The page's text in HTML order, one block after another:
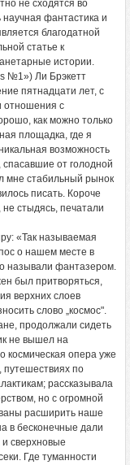
не сходятся во
фантастика и
благодатной
статье к
истории.
№1») Ли Брэкетт
пятнадцати лет, с
отношения с
как можно только
площадка, где я
возможность
от голодной
мне стабильный рынок
писать. Короче
не стыдясь, печатали
«Так называемая
о нашем месте в
называли фантазером.
был притворяться,
верхних слоев
слово „космос".
продолжали сидеть
не вышел на
космическая опера уже
путешествиях по
рассказывала
но с огромной
расширить наше
в бесконечные дали
и сверхновые
Где туманности